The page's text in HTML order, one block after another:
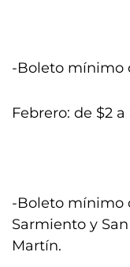
-Boleto mínimo
Febrero: de $2 a
-Boleto mínimo
Sarmiento y San
Martín.